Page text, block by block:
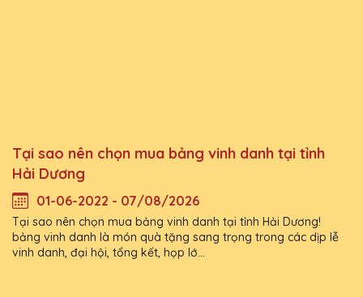
Tại sao nên chọn mua bảng vinh danh tại tỉnh
Hải Dương
01-06-2022 - 07/08/2026
Tại sao nên chọn mua bảng vinh danh tại tỉnh Hải Dương!
bảng vinh danh là món quà tặng sang trọng trong các dịp lễ
vinh danh, đại hội, tổng kết, họp lớ...